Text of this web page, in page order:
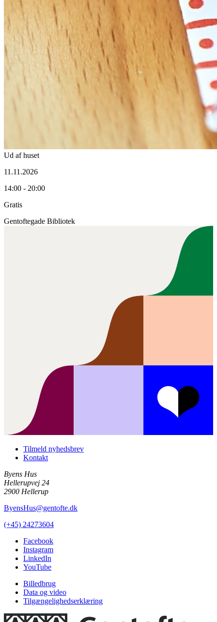
Ud af huset
11.11.2026
14:00 - 20:00
Gratis
Gentoftegade Bibliotek
Tilmeld nyhedsbrev
Kontakt
Byens Hus
Hellerupvej 24
2900 Hellerup
ByensHus@gentofte.dk
(+45) 24273604
Facebook
Instagram
LinkedIn
YouTube
Billedbrug
Data og video
Tilgængelighedserklæring